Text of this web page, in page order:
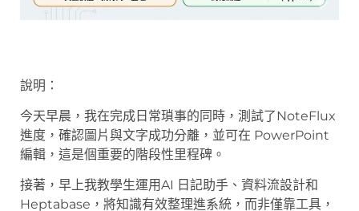
說明：
今天早晨，我在完成日常瑣事的同時，測試了NoteFlux
進度，確認圖片與文字成功分離，並可在 PowerPoint
編輯，這是個重要的階段性里程碑。
接著，早上我教學生運用AI 日記助手、資料流設計和
Heptabase，將知識有效整理進系統，而非僅靠工具，